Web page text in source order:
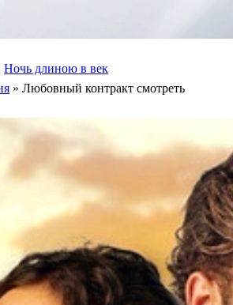
Ночь длиною в век
» Любовный контракт смотреть